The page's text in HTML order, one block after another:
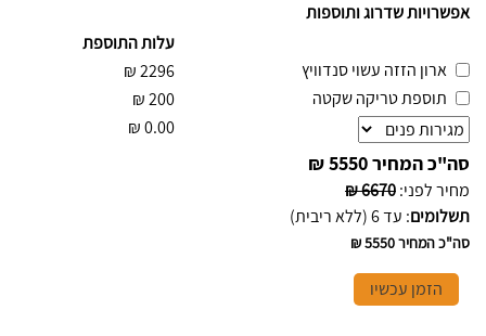
אפשרויות שדרוג ותוספות
עלות התוספת
ארון הזזה עשוי סנדוויץ
2296
₪
תוספת טריקה שקטה
200
₪
0.00
₪
סה"כ המחיר5550 ₪
מחיר לפני:
6670 ₪
תשלומים: עד 6 (ללא ריבית)
סה"כ המחיר5550 ₪
הזמן עכשיו